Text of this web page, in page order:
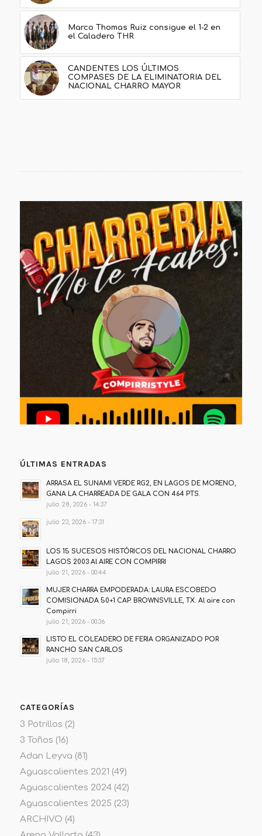
Marco Thomas Ruiz consigue el 1-2 en
el Caladero THR
CANDENTES LOS ÚLTIMOS
COMPASES DE LA ELIMINATORIA DEL
NACIONAL CHARRO MAYOR
ÚLTIMAS ENTRADAS
ARRASA EL SUNAMI VERDE RG2, EN LAGOS DE MORENO,
GANA LA CHARREADA DE GALA CON 464 PTS.
julio 28, 2026 - 14:37
julio 23, 2026 - 17:31
LOS 15 SUCESOS HISTÓRICOS DEL NACIONAL CHARRO
LAGOS 2003 Al AIRE CON COMPIRRI
julio 21, 2026 - 00:44
MUJER CHARRA EMPODERADA: LAURA ESCOBEDO
COMISIONADA 50+1 CAP. BROWNSVILLE, TX. Al aire con
Compirri
julio 21, 2026 - 00:36
LISTO EL COLEADERO DE FERIA ORGANIZADO POR
RANCHO SAN CARLOS
julio 18, 2026 - 15:37
CATEGORÍAS
3 Potrillos (2)
3 Toños (16)
Adan Leyva (81)
Aguascalientes 2021 (49)
Aguascalientes 2024(42)
Aguascalientes 2025 (23)
ARCHIVO (4)